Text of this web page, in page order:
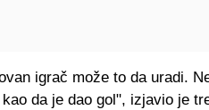
igrač može to da uradi.
da je dao gol", izjavio je